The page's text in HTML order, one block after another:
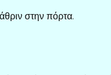
στην πόρτα.